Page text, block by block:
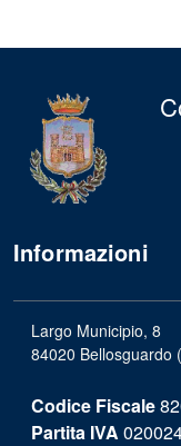
Informazioni
Largo Municipio, 8
84020 Bellosguardo
Codice Fiscale
Partita IVA